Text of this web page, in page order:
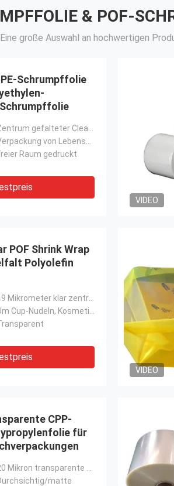
& POF-
Eine große Auswahl an hochwertigen
Schrumpffolie
Raum gedruckt
VIDEO
POF Shrink Wrap
Polyolefin
VIDEO
CPP-
für
matte